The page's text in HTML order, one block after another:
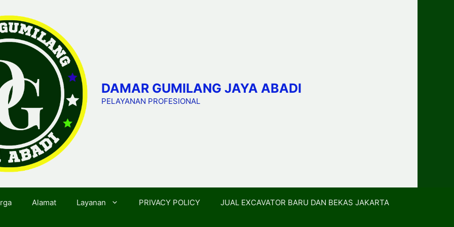
DAMAR GUMILANG JAYA ABADI
PELAYANAN PROFESIONAL
Alamat Layanan PRIVACY POLICY JUAL EXCAVATOR BARU DAN BEKAS JAKARTA